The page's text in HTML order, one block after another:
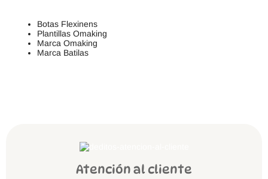
Botas Flexinens
Plantillas Omaking
Marca Omaking
Marca Batilas
Atención al cliente